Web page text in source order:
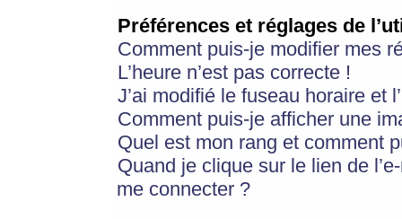
Préférences et réglages de
Comment puis-je modifier mes
L’heure n’est pas correcte !
J’ai modifié le fuseau horaire et
Comment puis-je afficher une
Quel est mon rang et comment
Quand je clique sur le lien de
me connecter ?